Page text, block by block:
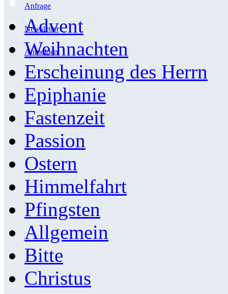
Anfrage
Newsletter
Anmelden
Advent
Weihnachten
Erscheinung des Herrn
Epiphanie
Fastenzeit
Passion
Ostern
Himmelfahrt
Pfingsten
Allgemein
Bitte
Christus